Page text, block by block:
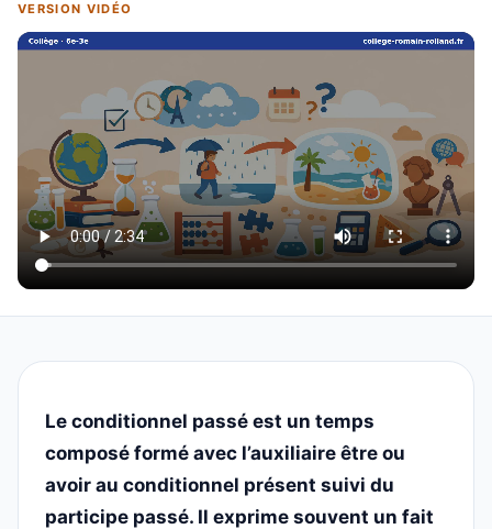
VERSION VIDÉO
Le conditionnel passé est un temps
composé formé avec l’auxiliaire être ou
avoir au conditionnel présent suivi du
participe passé. Il exprime souvent un fait